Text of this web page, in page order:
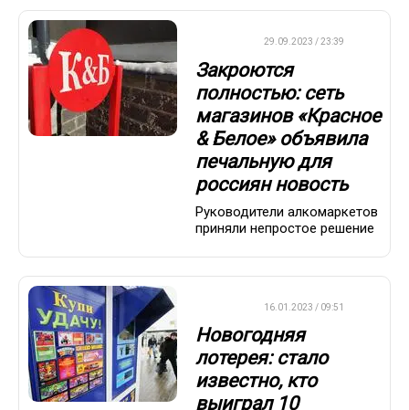
29.09.2023 / 23:39
Закроются
полностью: сеть
магазинов «Красное
& Белое» объявила
печальную для
россиян новость
Руководители алкомаркетов
приняли непростое решение
16.01.2023 / 09:51
Новогодняя
лотерея: стало
известно, кто
выиграл 10